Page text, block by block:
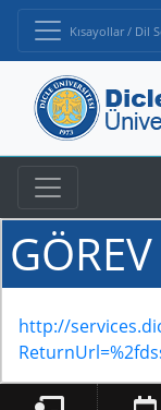
Kısayollar / Dil
http://